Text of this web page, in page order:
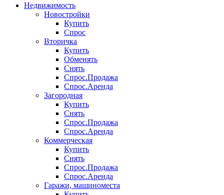
Недвижимость
Новостройки
Купить
Спрос
Вторичка
Купить
Обменять
Снять
Спрос.Продажа
Спрос.Аренда
Загородная
Купить
Снять
Спрос.Продажа
Спрос.Аренда
Коммерческая
Купить
Снять
Спрос.Продажа
Спрос.Аренда
Гаражи, машиноместа